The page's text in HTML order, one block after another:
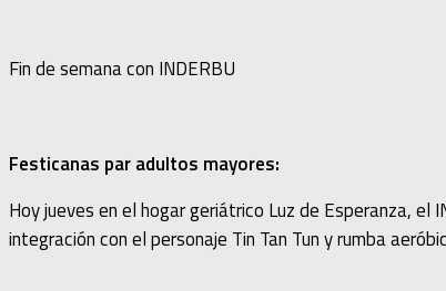
Fin de semana con INDERBU
Festicanas par adultos mayores:
Hoy jueves en el hogar geriátrico Luz de Esperanza,
integración con el personaje Tin Tan Tun y rumba